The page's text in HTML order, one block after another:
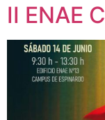
II ENAE